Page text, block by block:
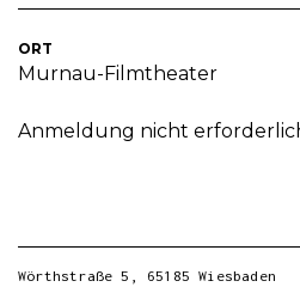
ORT
Murnau-Filmtheater
Anmeldung nicht
Wörthstraße 5, 65185 Wiesbaden